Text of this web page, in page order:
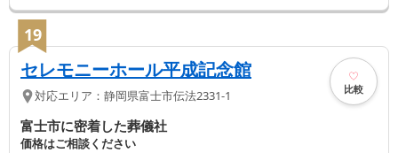
19
セレモニーホール平成記念館
対応エリア： 静岡県富士市伝法2331-1 比較
富士市に密着した葬儀社
価格はご相談ください